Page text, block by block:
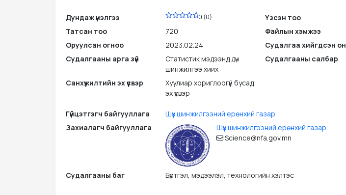
Дундаж үнэлгээ 0 (0) Үзсэн тоо
Татсан тоо
720 Файлын хэмжээ
Оруулсан огноо
2023.02.24 Судалгаа хийгдсэн он
Судалгааны арга зүй
Статистик мэдээнд дүн
шинжилгээ хийх
Судалгааны салбар
Санхүүжилтийн эх үүсвэр
Хуулиар хориглоогүй бусад
эх үүсвэр
Гүйцэтгэгч байгууллага
Шүүх шинжилгээний ерөнхий газар
Захиалагч байгууллага
Шүүх шинжилгээний ерөнхий газар
Science@nfa.gov.mn
Судалгааны баг Бүртгэл, мэдээлэл, технологийн хэлтэс